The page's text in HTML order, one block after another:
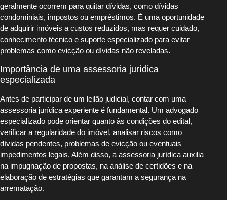
geralmente ocorrem para quitar dívidas, como dívidas
condominiais, impostos ou empréstimos. É uma oportunidade
de adquirir imóveis a custos reduzidos, mas requer cuidado,
conhecimento técnico e suporte especializado para evitar
problemas como evicção ou dívidas não reveladas.
Importância de uma assessoria jurídica
especializada
Antes de participar de um leilão judicial, contar com uma
assessoria jurídica experiente é fundamental. Um advogado
especializado pode orientar quanto às condições do edital,
verificar a regularidade do imóvel, analisar riscos como
dívidas pendentes, problemas de evicção ou eventuais
impedimentos legais. Além disso, a assessoria jurídica auxilia
na impugnação de propostas, na análise de certidões e na
elaboração de estratégias que garantam a segurança na
arrematação.